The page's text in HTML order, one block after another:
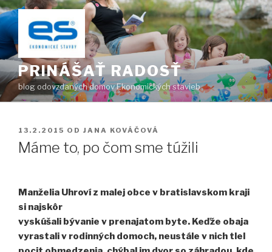
Prejsť
na
obsah
PRINÁŠAŤ RADOSŤ
blog odovzdaných domov Ekonomických stavieb
PUBLIKOVANÉ
13.2.2015 OD JANA KOVÁČOVÁ
Máme to, po čom sme túžili
Manželia Uhroví z malej obce v bratislavskom kraji
si najskôr
vyskúšali bývanie v prenajatom byte. Keďže obaja
vyrastali v rodinných domoch, neustále v nich tlel